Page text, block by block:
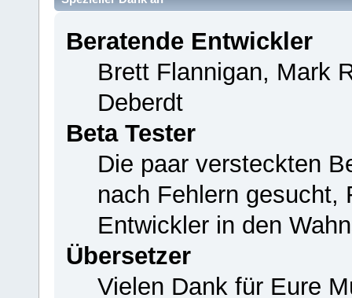
Beratende Entwickler
Brett Flannigan, Mark
Deberdt
Beta Tester
Die paar versteckten
nach Fehlern gesucht,
Entwickler in den
Übersetzer
Vielen Dank für Eure